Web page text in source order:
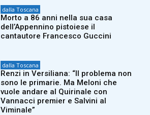
dalla Toscana
Morto a 86 anni nella sua casa
dell’Appennino pistoiese il
cantautore Francesco Guccini
dalla Toscana
Renzi in Versiliana: “Il problema non
sono le primarie. Ma Meloni che
vuole andare al Quirinale con
Vannacci premier e Salvini al
Viminale”